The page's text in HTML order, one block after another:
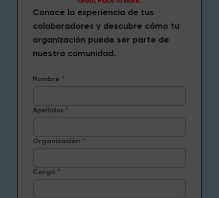
Conoce la experiencia de tus
colaboradores y descubre cómo tu
organización puede ser parte de
nuestra comunidad.
Nombre
Apellidos
Organización
Cargo